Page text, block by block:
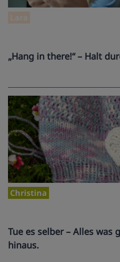
„Hang in there!“ – Halt
Christina
Tue es selber – Alles was
hinaus.